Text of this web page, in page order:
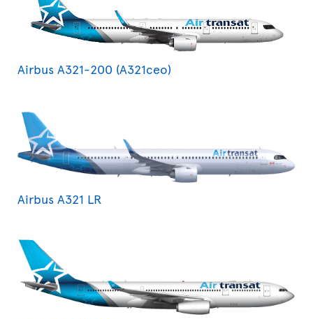
Airbus A321-200 (A321ceo)
Airbus A321 LR